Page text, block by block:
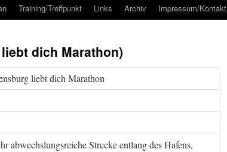
Training/Treffpunkt Links Archiv Impressum/Kontakt
dich Marathon)
liebt dich Marathon
abwechslungsreiche Strecke entlang des Hafens,